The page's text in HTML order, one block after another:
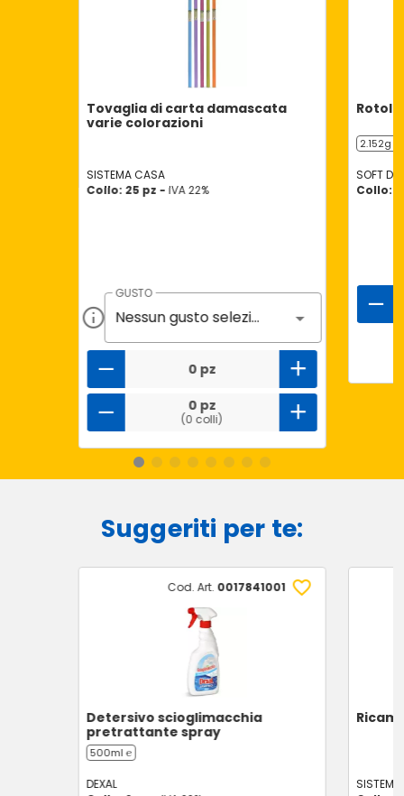
Tovaglia di carta damascata
varie colorazioni
SISTEMA CASA
Collo: 25 pz - IVA 22%
GUSTO
Nessun gusto selezionato
0 pz
0 pz
(0 colli)
2.152g
SOFT
Collo:
Suggeriti per te:
Cod. Art. 0017841001
Detersivo scioglimacchia
pretrattante spray
500ml ℮
DEXAL